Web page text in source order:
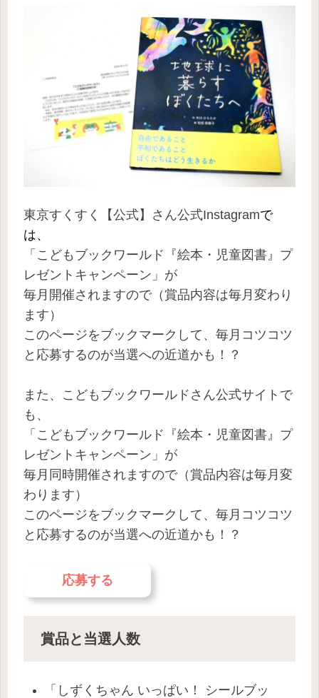
東京すくすく【公式】さん公式Instagramで
は、
「こどもブックワールド『絵本・児童図書』プ
レゼントキャンペーン」が
毎月開催されますので（賞品内容は毎月変わり
ます）
このページをブックマークして、毎月コツコツ
と応募するのが当選への近道かも！？
また、こどもブックワールドさん公式サイトで
も、
「こどもブックワールド『絵本・児童図書』プ
レゼントキャンペーン」が
毎月同時開催されますので（賞品内容は毎月変
わります）
このページをブックマークして、毎月コツコツ
と応募するのが当選への近道かも！？
応募する
賞品と当選人数
「しずくちゃん いっぱい！ シールブッ